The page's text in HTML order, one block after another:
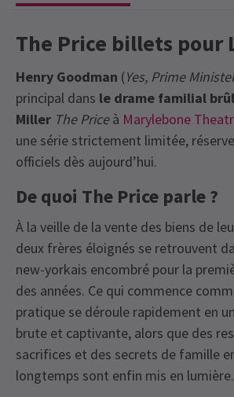
The Price billets pour
Henry Goodman (Yes, Prime
principal dans le drame familial
Miller The Priceà Marylebone
une série strictement limitée,
officiels dès aujourd’hui.
De quoi The Price parle ?
À la veille de la vente des biens de
deux frères éloignés se retrouvent
new-yorkais encombré pour la
des années. Ce qui commence
pratique se déroule rapidement en
brute et captivante, alors que des
sacrifices et des secrets de famille
longtemps sont enfin mis en lumière.